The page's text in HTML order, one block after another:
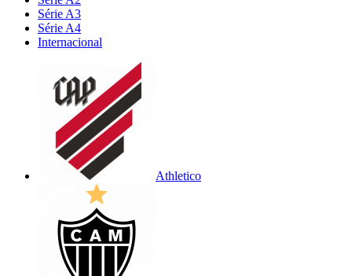
Série A3
Série A4
Internacional
Athletico